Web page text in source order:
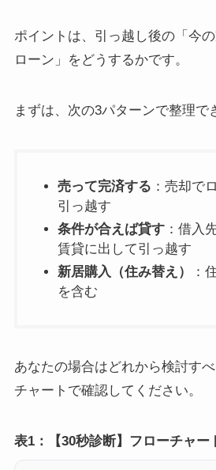
ポイントは、引っ越し後の「今
ローン」をどうするかです。
まずは、次の3パターンで整理で
売って完済する ：売却で
引っ越す
条件が合えば貸す：借入
賃貸に出して引っ越す
新居購入（住み替え）
：
を含む
あなたの場合はどれから検討す
チャートで確認してください。
表1：【30秒診断】フローチャー